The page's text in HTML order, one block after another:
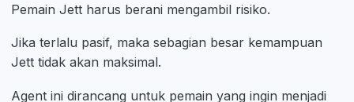
Pemain Jett harus berani mengambil risiko.
Jika terlalu pasif, maka sebagian besar kemampuan
Jett tidak akan maksimal.
Agent ini dirancang untuk pemain yang ingin menjadi